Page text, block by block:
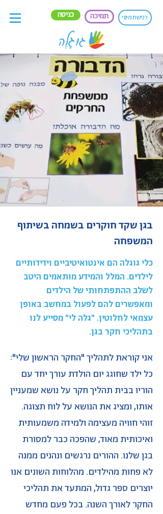
תמיכה רכישת מינוי כניסה
בגן שקד חוקרים בשמחה בשיתוף
המשפחה
כלי גוגלה הם אינטואיטיביים וידידותיים
לילדים. המלל והמידע מותאמים היטב
לשלב ההתפתחותי של הילדים
ומאפשרים להם לפעול במחשב באופן
עצמאי לחלוטין. "גלה לי" מסייע לנו
בתהליכי חקר בגן.
אני קוראת לתהליך "החקר הראשון שלי":
כל ילד שחוגג יום הולדת עורך יחד עם
הוריו בבית תהליך חקר על נושא שמעניין
אותו, ומציג את הנושא על לוח תצוגה.
זוהי חוויה מעצימה ולמידה משמעותית
ואיכותית מאוד, שהפכה כבר למסורת
בגן שלנו. ההורים נרגשים ונהנים ממנה
לא פחות מהילדים. מהלוחות השונים אנו
יוצרים ספר גדול, המתעד את תהליכי
החקר לאורך השנה. בכל פעם מחדש